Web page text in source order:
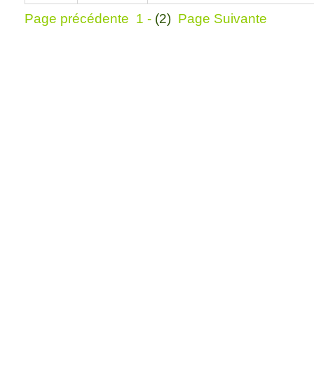
Page précédente 1 - (2) Page Suivante